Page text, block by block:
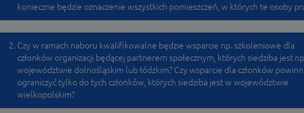
konieczne będzie oznaczenie wszystkich pomieszczeń, w których te osoby
Czy w ramach naboru kwalifikowalne będzie wsparcie np. szkoleniowe dla
członków organizacji będącej partnerem społecznym, których siedziba jest
województwie dolnośląskim lub łódzkim? Czy wsparcie dla członków
ograniczyć tylko do tych członków, których siedziba jest w województwie
wielkopolskim?